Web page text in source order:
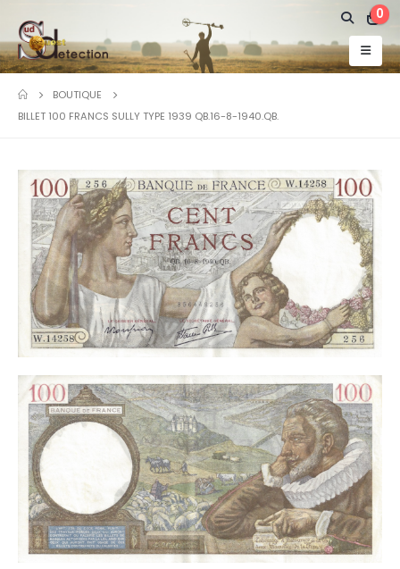
0
BOUTIQUE
BILLET 100 FRANCS SULLY TYPE 1939 QB.16-8-1940.QB.